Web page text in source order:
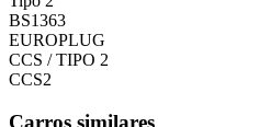
BS1363
EUROPLUG
CCS / TIPO 2
CCS2
Carros similares